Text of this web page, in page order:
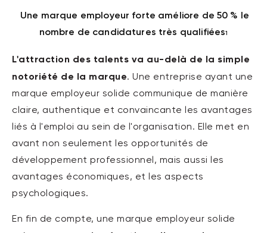
Une marque employeur forte améliore de 50 % le
nombre de candidatures très qualifiées1
L'attraction des talents va au-delà de la simple
notoriété de la marque. Une entreprise ayant une
marque employeur solide communique de manière
claire, authentique et convaincante les avantages
liés à l'emploi au sein de l'organisation. Elle met en
avant non seulement les opportunités de
développement professionnel, mais aussi les
avantages économiques, et les aspects
psychologiques.
En fin de compte, une marque employeur solide